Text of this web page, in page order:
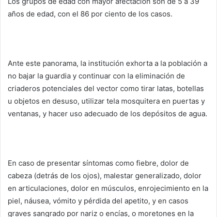
años de edad, con el 86 por ciento de los casos.
Ante este panorama, la institución exhorta a la población a
no bajar la guardia y continuar con la eliminación de
criaderos potenciales del vector como tirar latas, botellas
u objetos en desuso, utilizar tela mosquitera en puertas y
ventanas, y hacer uso adecuado de los depósitos de agua.
En caso de presentar síntomas como fiebre, dolor de
cabeza (detrás de los ojos), malestar generalizado, dolor
en articulaciones, dolor en músculos, enrojecimiento en la
piel, náusea, vómito y pérdida del apetito, y en casos
graves sangrado por nariz o encías, o moretones en la